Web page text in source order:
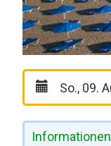
Informationen